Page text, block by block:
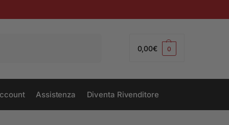
0,00€ 0
Assistenza Diventa Rivenditore